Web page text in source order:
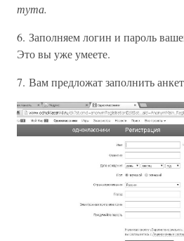
тута.
6. Заполняем логин и пароль
Это вы уже умеете.
7. Вам предложат заполнить